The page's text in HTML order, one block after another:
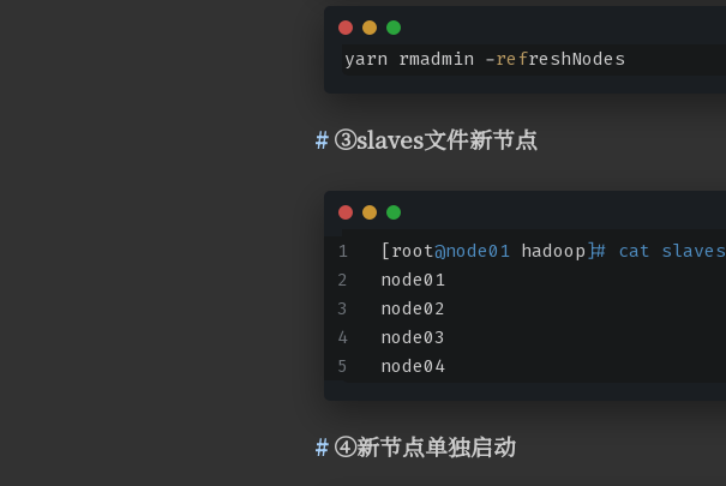
yarn rmadmin -refreshNodes
③slaves文件新节点
[root@node01 hadoop]# cat slaves
node01
node02
node03
node04
④新节点单独启动